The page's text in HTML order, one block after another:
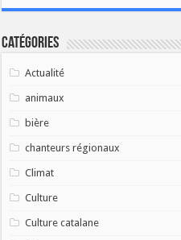
Catégories
Actualité
animaux
bière
chanteurs régionaux
Climat
Culture
Culture catalane